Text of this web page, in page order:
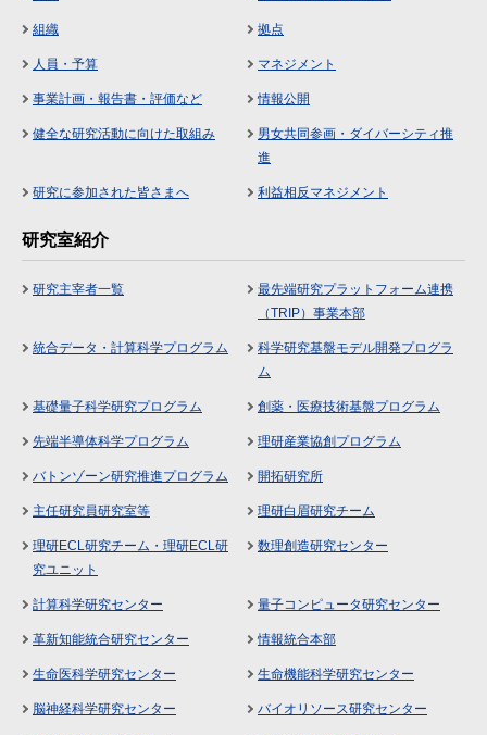
組織 拠点
人員・予算 マネジメント
事業計画・報告書・評価など 情報公開
健全な研究活動に向けた取組み
男女共同参画・ダイバーシティ推
進
研究に参加された皆さまへ 利益相反マネジメント
研究室紹介
研究主宰者一覧
最先端研究プラットフォーム連携
（TRIP）事業本部
統合データ・計算科学プログラム
科学研究基盤モデル開発プログラ
ム
基礎量子科学研究プログラム 創薬・医療技術基盤プログラム
先端半導体科学プログラム 理研産業協創プログラム
バトンゾーン研究推進プログラム 開拓研究所
主任研究員研究室等 理研白眉研究チーム
理研ECL研究チーム・理研ECL研
究ユニット
数理創造研究センター
計算科学研究センター 量子コンピュータ研究センター
革新知能統合研究センター 情報統合本部
生命医科学研究センター 生命機能科学研究センター
脳神経科学研究センター バイオリソース研究センター